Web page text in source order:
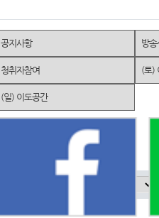
제목
공지사항 방
청취자참여 (토)
(일) 이도공간